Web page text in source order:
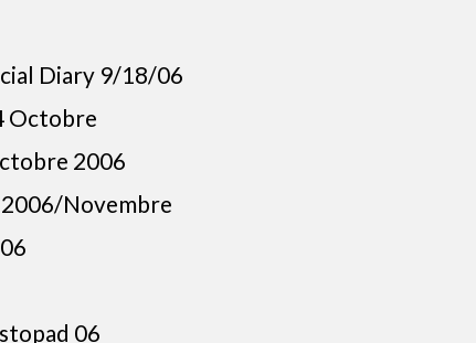
Diary 9/18/06
Octobre
2006
2006/Novembre
06